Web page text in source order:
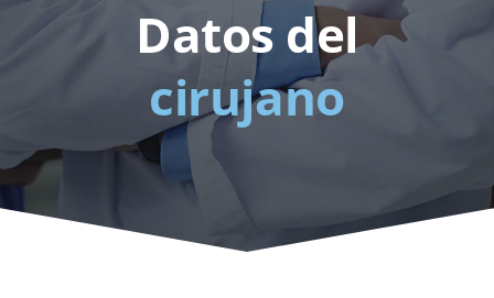
Datos del
cirujano